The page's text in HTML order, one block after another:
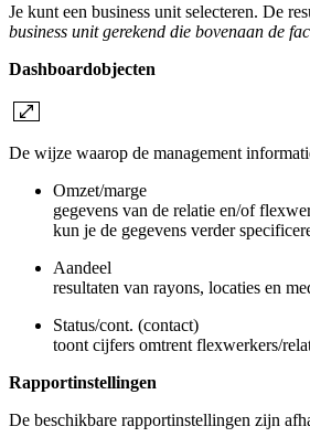
Je kunt een business unit selecteren. De
business unit gerekend die bovenaan de
Dashboardobjecten
De wijze waarop de management
Omzet/marge
gegevens van de relatie en/of
kun je de gegevens verder
Aandeel
resultaten van rayons, locaties en
Status/cont. (contact)
toont cijfers omtrent flexwerkers/
Rapportinstellingen
De beschikbare rapportinstellingen zijn